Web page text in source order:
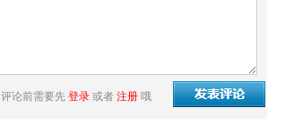
评论前需要先 登录 或者 注册 哦